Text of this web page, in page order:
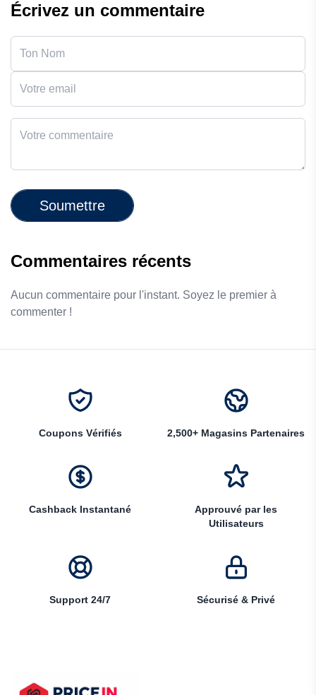
Écrivez un commentaire
Soumettre
Commentaires récents
Aucun commentaire pour l'instant. Soyez le premier à
commenter !
Coupons Vérifiés 2,500+ Magasins Partenaires
Cashback Instantané
Approuvé par les
Utilisateurs
Support 24/7 Sécurisé & Privé